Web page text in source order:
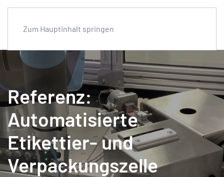
Zum Hauptinhalt springen
Referenz:
Automatisierte
Etikettier- und
Verpackungszelle